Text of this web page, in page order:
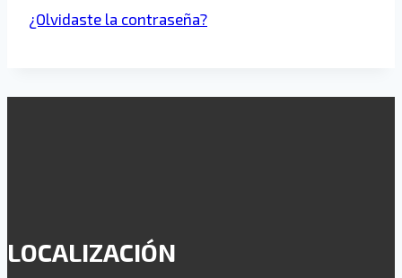
¿Olvidaste la contraseña?
LOCALIZACIÓN